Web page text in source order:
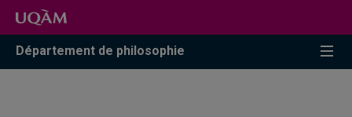
Accéder
recherche
Accéder
menu
pricipal
Accéder
zone
Département de philosophie